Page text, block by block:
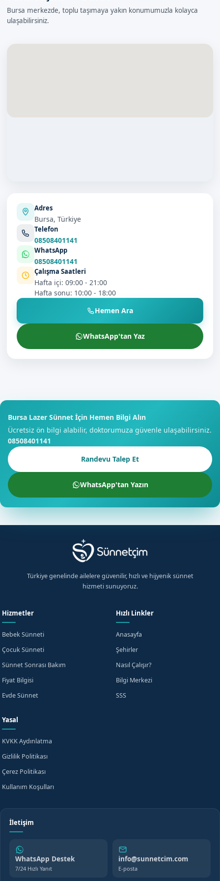
Bursa merkezde, toplu taşımaya yakın konumumuzla kolayca
ulaşabilirsiniz.
Adres
Bursa, Türkiye
Telefon
08508401141
WhatsApp
08508401141
Çalışma Saatleri
Hafta içi: 09:00 - 21:00
Hafta sonu: 10:00 - 18:00
Hemen Ara
WhatsApp'tan Yaz
Bursa Lazer Sünnet İçin Hemen Bilgi Alın
Ücretsiz ön bilgi alabilir, doktorumuza güvenle ulaşabilirsiniz.
08508401141
Randevu Talep Et
WhatsApp'tan Yazın
Türkiye genelinde ailelere güvenilir, hızlı ve hijyenik sünnet
hizmeti sunuyoruz.
Hizmetler
Bebek Sünneti
Çocuk Sünneti
Sünnet Sonrası Bakım
Fiyat Bilgisi
Evde Sünnet
Hızlı Linkler
Anasayfa
Şehirler
Nasıl Çalışır?
Bilgi Merkezi
SSS
Yasal
KVKK Aydınlatma
Gizlilik Politikası
Çerez Politikası
Kullanım Koşulları
İletişim
WhatsApp Destek
7/24 Hızlı Yanıt
info@sunnetcim.com
E-posta